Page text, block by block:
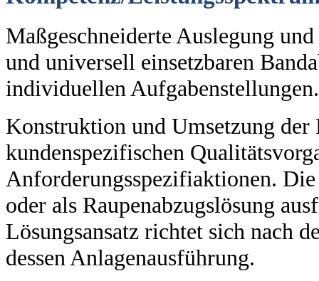
Maßgeschneiderte Auslegung
und universell einsetzbaren
individuellen Aufgabenstellungen.
Konstruktion und Umsetzung der
kundenspezifischen
Anforderungsspezifiaktionen.
oder als Raupenabzugslösung
Lösungsansatz richtet sich nach
dessen Anlagenausführung.